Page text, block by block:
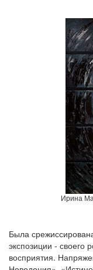
Ирина
Была
экспозиции - своего
восприятия.